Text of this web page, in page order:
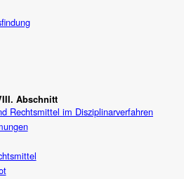
Abschnitt
Rechtsmittel im Disziplinarverfahren